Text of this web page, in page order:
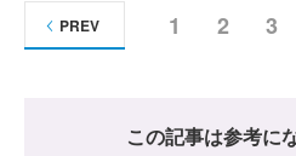
1 2 3
PREV
この記事は参考に